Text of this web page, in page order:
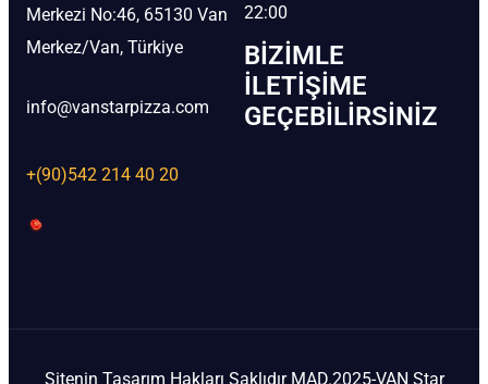
Merkezi No:46, 65130 Van
Merkez/Van, Türkiye
info@vanstarpizza.com
+(90)542 214 40 20
22:00
BIZIMLE
İLETIŞIME
GEÇEBILIRSINIZ
Sitenin Tasarım Hakları Saklıdır MAD.2025-VAN Star